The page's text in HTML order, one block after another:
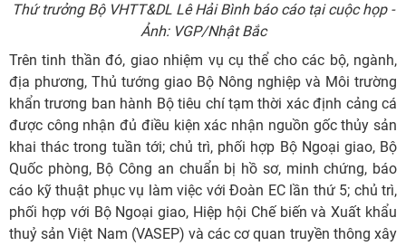
Thứ trưởng Bộ VHTT&DL Lê Hải Bình báo cáo tại cuộc họp -
Ảnh: VGP/Nhật Bắc
Trên tinh thần đó, giao nhiệm vụ cụ thể cho các bộ, ngành,
địa phương, Thủ tướng giao Bộ Nông nghiệp và Môi trường
khẩn trương ban hành Bộ tiêu chí tạm thời xác định cảng cá
được công nhận đủ điều kiện xác nhận nguồn gốc thủy sản
khai thác trong tuần tới; chủ trì, phối hợp Bộ Ngoại giao, Bộ
Quốc phòng, Bộ Công an chuẩn bị hồ sơ, minh chứng, báo
cáo kỹ thuật phục vụ làm việc với Đoàn EC lần thứ 5; chủ trì,
phối hợp với Bộ Ngoại giao, Hiệp hội Chế biến và Xuất khẩu
thuỷ sản Việt Nam (VASEP) và các cơ quan truyền thông xây